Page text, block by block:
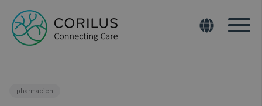
pharmacien